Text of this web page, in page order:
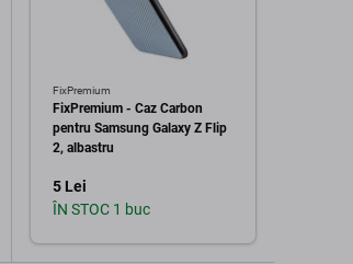
FixPremium
FixPremium - Caz Carbon
pentru Samsung Galaxy Z Flip
2, albastru
5 Lei
ÎN STOC 1 buc